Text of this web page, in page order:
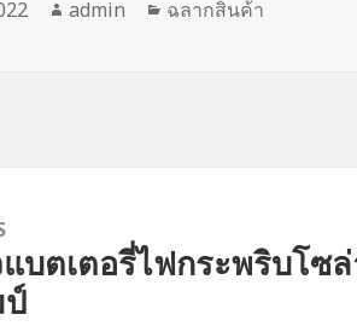
Author
admin Categories
ฉลากสินค้า
บตเตอรี่ไฟกระพริบโซ